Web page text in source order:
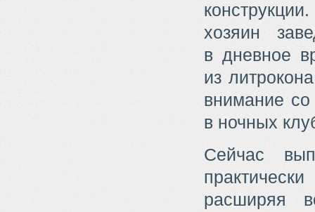
хозяин
в дневное
из
внимание
в ночных
Сейчас
расширяя